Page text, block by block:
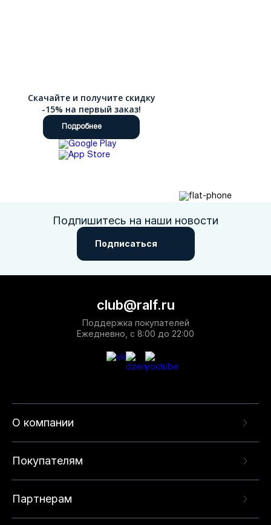
Скачайте и получите скидку
-15% на первый заказ!
Подробнее
Подпишитесь на наши новости
Подписаться
О компании
Покупателям
Партнерам
club@ralf.ru
Поддержка покупателей
Ежедневно, с 8:00 до 22:00